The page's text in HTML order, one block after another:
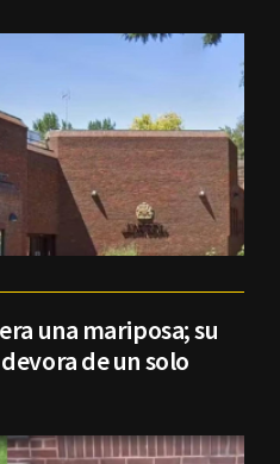
una mariposa; su
de un solo